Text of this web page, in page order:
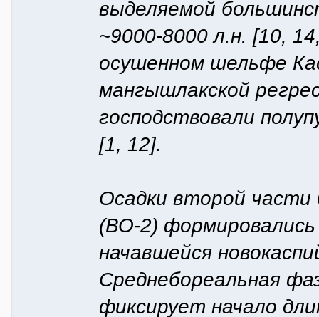
выделяемой
~9000-8000 л.н. [10,
осушенном шельфе
мангышлакской
господствовали
[1, 12].
Осадки второй части
(ВО-2)
начавшейся
Среднебореальная
фиксирует начало